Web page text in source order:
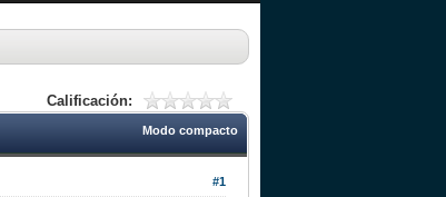
Calificación:
Modo compacto
#1